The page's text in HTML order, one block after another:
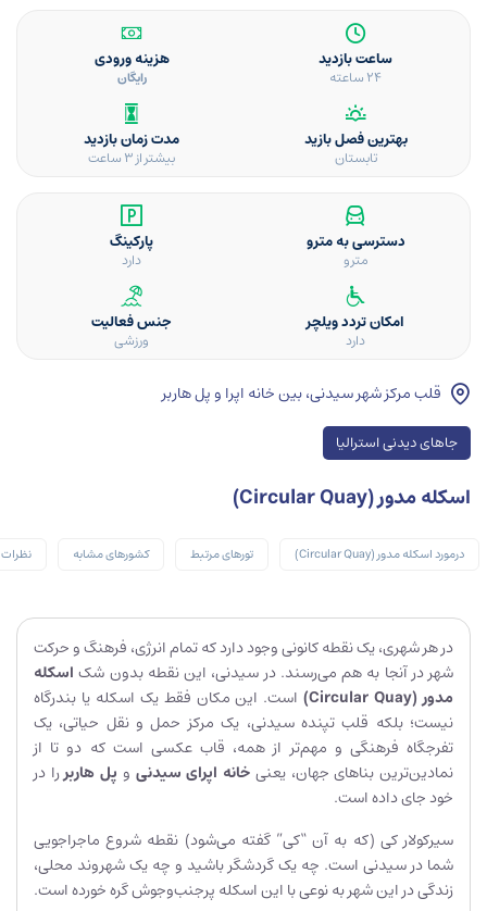
ساعت بازدید
۲۴ ساعته
هزینه ورودی
رایگان
بهترین فصل بازید
تابستان
مدت زمان بازدید
بیشتر از 3 ساعت
دسترسی به مترو
مترو
پارکینگ
دارد
امکان تردد ویلچر
دارد
جنس فعالیت
ورزشی
قلب مرکز شهر سیدنی، بین خانه اپرا و پل هاربر
جاهای دیدنی استرالیا
اسکله مدور (Circular Quay)
درمورد اسکله مدور (Circular Quay) تورهای مرتبط کشورهای مشابه نظرات
در هر شهری، یک نقطه کانونی وجود دارد که تمام انرژی، فرهنگ و حرکت
شهر در آنجا به هم می‌رسند. در سیدنی، این نقطه بدون شک اسکله
مدور(Circular Quay)
است. این مکان فقط یک اسکله یا بندرگاه
نیست؛ بلکه قلب تپنده سیدنی، یک مرکز حمل و نقل حیاتی، یک
تفرجگاه فرهنگی و مهم‌تر از همه، قاب عکسی است که دو تا از
نمادین‌ترین بناهای جهان، یعنی خانه اپرای سیدنی و پل هاربررا در
خود جای داده است.
سیرکولار کی (که به آن “کی” گفته می‌شود) نقطه شروع ماجراجویی
شما در سیدنی است. چه یک گردشگر باشید و چه یک شهروند محلی،
زندگی در این شهر به نوعی با این اسکله پرجنب‌وجوش گره خورده است.